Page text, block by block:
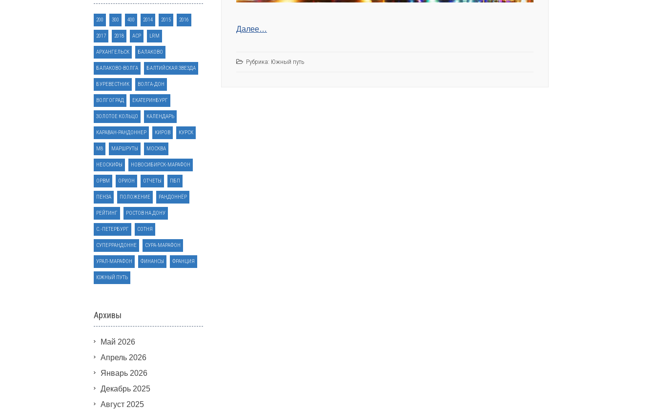
Далее…
Рубрика: Южный путь
200 300 400 2014 2015 2016
2017 2018 ACP LRM
АРХАНГЕЛЬСК БАЛАКОВО
БАЛАКОВО-ВОЛГА БАЛТИЙСКАЯ ЗВЕЗДА
БУРЕВЕСТНИК ВОЛГА-ДОН
ВОЛГОГРАД ЕКАТЕРИНБУРГ
ЗОЛОТОЕ КОЛЬЦО КАЛЕНДАРЬ
КАРАВАН-РАНДОННЕР КИРОВ КУРСК
М8 МАРШРУТЫ МОСКВА
НЕОСКИФЫ НОВОСИБИРСК-МАРАФОН
ОРВМ ОРИОН ОТЧЕТЫ ПБП
ПЕНЗА ПОЛОЖЕНИЕ РАНДОННЁР
РЕЙТИНГ РОСТОВ НА ДОНУ
С.-ПЕТЕРБУРГ СОТНЯ
СУПЕРРАНДОННЕ СУРА-МАРАФОН
УРАЛ-МАРАФОН ФИНАНСЫ ФРАНЦИЯ
ЮЖНЫЙ ПУТЬ
Архивы
Май 2026
Апрель 2026
Январь 2026
Декабрь 2025
Август 2025